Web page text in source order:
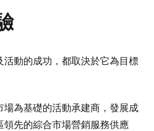
活動的成功，都取決於它為目標
場為基礎的活動承建商，發展成
領先的綜合市場營銷服務供應